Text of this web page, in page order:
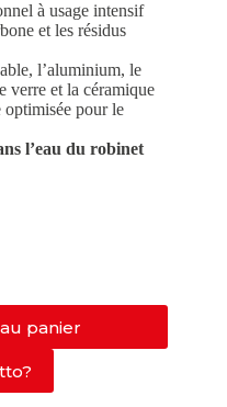
à usage intensif
et les résidus
l’aluminium, le
verre et la céramique
optimisée pour le
l’eau du robinet
panier